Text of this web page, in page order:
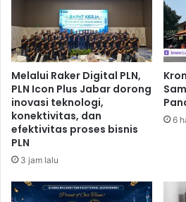
c
e
r
n
y
a
B
l
a
k
o
a
A
k
e
s
i
b
i
l
t
Melalui Raker Digital PLN,
PLN Icon Plus Jabar dorong
inovasi teknologi,
konektivitas, dan
efektivitas proses bisnis
PLN
3 jam lalu
6